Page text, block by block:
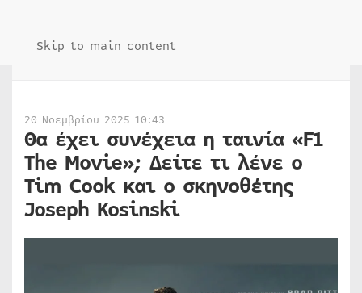
Skip to main content
20 Νοεμβρίου 2025 10:43
Θα έχει συνέχεια η ταινία «F1
The Movie»; Δείτε τι λένε ο
Tim Cook και ο σκηνοθέτης
Joseph Kosinski